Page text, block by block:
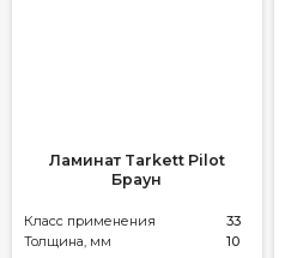
Ламинат Tarkett Pilot
Браун
Класс применения
33
Толщина, мм
10